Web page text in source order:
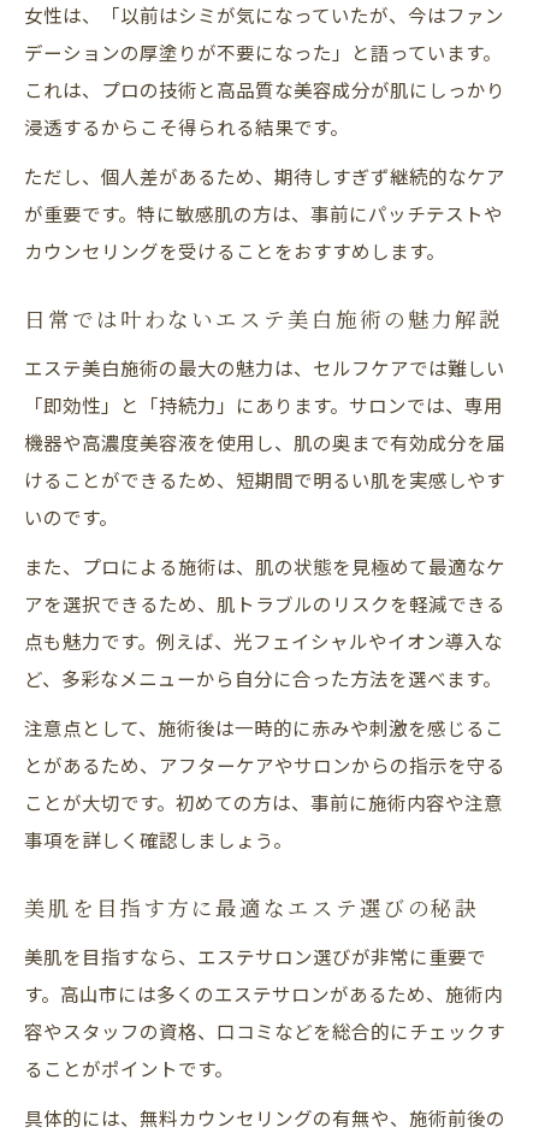
美白エステの予約前に知りたい注意点
自分に合う美白プランを見つけたい方必見
エステ美白で自分専用プランを選ぶコツ
肌悩みに応じたエステ美白メニューの選択
女性は、「以前はシミが気になっていたが、今はファン
デーションの厚塗りが不要になった」と語っています。
これは、プロの技術と高品質な美容成分が肌にしっかり
浸透するからこそ得られる結果です。
ただし、個人差があるため、期待しすぎず継続的なケア
が重要です。特に敏感肌の方は、事前にパッチテストや
カウンセリングを受けることをおすすめします。
日常では叶わないエステ美白施術の魅力解説
エステ美白施術の最大の魅力は、セルフケアでは難しい
「即効性」と「持続力」にあります。サロンでは、専用
機器や高濃度美容液を使用し、肌の奥まで有効成分を届
けることができるため、短期間で明るい肌を実感しやす
いのです。
また、プロによる施術は、肌の状態を見極めて最適なケ
アを選択できるため、肌トラブルのリスクを軽減できる
点も魅力です。例えば、光フェイシャルやイオン導入な
ど、多彩なメニューから自分に合った方法を選べます。
注意点として、施術後は一時的に赤みや刺激を感じるこ
とがあるため、アフターケアやサロンからの指示を守る
ことが大切です。初めての方は、事前に施術内容や注意
事項を詳しく確認しましょう。
美肌を目指す方に最適なエステ選びの秘訣
美肌を目指すなら、エステサロン選びが非常に重要で
す。高山市には多くのエステサロンがあるため、施術内
容やスタッフの資格、口コミなどを総合的にチェックす
ることがポイントです。
具体的には、無料カウンセリングの有無や、施術前後の